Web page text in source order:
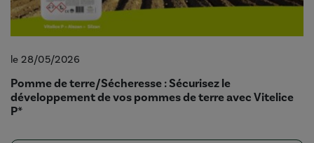
le 28/05/2026
Pomme de terre/Sécheresse : Sécurisez le
développement de vos pommes de terre avec Vitelice
P*